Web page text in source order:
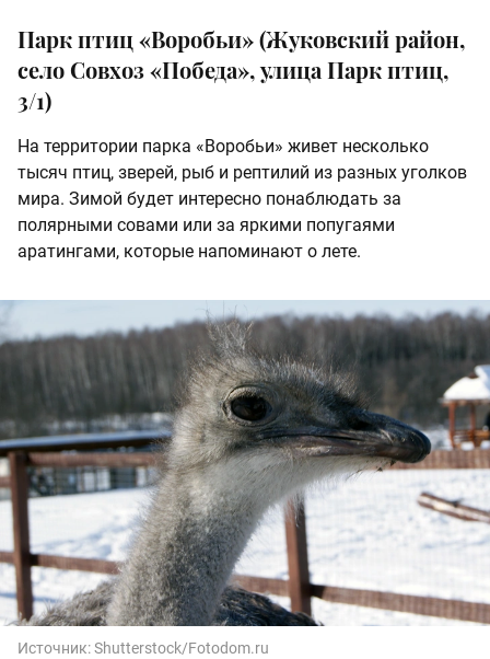
Парк птиц «Воробьи» (Жуковский район,
село Совхоз «Победа», улица Парк птиц,
3/1)
На территории парка «Воробьи» живет несколько
тысяч птиц, зверей, рыб и рептилий из разных уголков
мира. Зимой будет интересно понаблюдать за
полярными совами или за яркими попугаями
аратингами, которые напоминают о лете.
Источник:Shutterstock/Fotodom.ru